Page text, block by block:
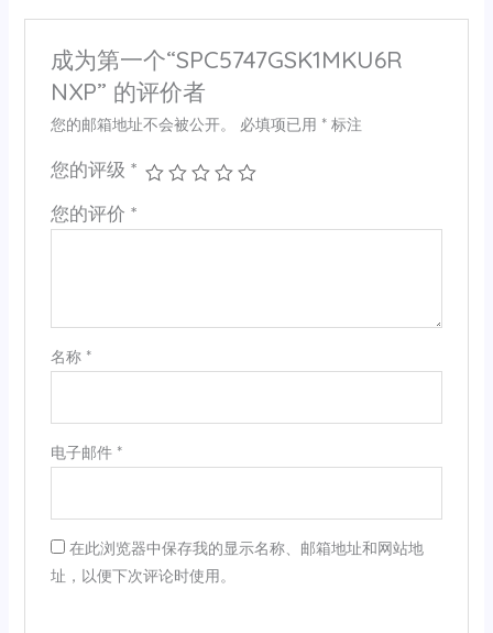
成为第一个“SPC5747GSK1MKU6R
NXP” 的评价者
您的邮箱地址不会被公开。 必填项已用 *标注
您的评级 *
您的评价 *
名称 *
电子邮件 *
在此浏览器中保存我的显示名称、邮箱地址和网站地
址，以便下次评论时使用。